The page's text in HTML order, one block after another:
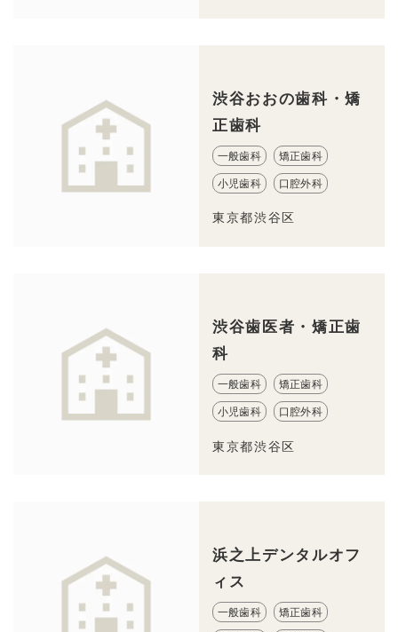
渋谷おおの歯科・矯
正歯科
一般歯科 矯正歯科
小児歯科 口腔外科
東京都渋谷区
渋谷歯医者・矯正歯
科
一般歯科 矯正歯科
小児歯科 口腔外科
東京都渋谷区
浜之上デンタルオフ
ィス
一般歯科 矯正歯科